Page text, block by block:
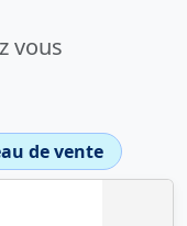
vous
de vente